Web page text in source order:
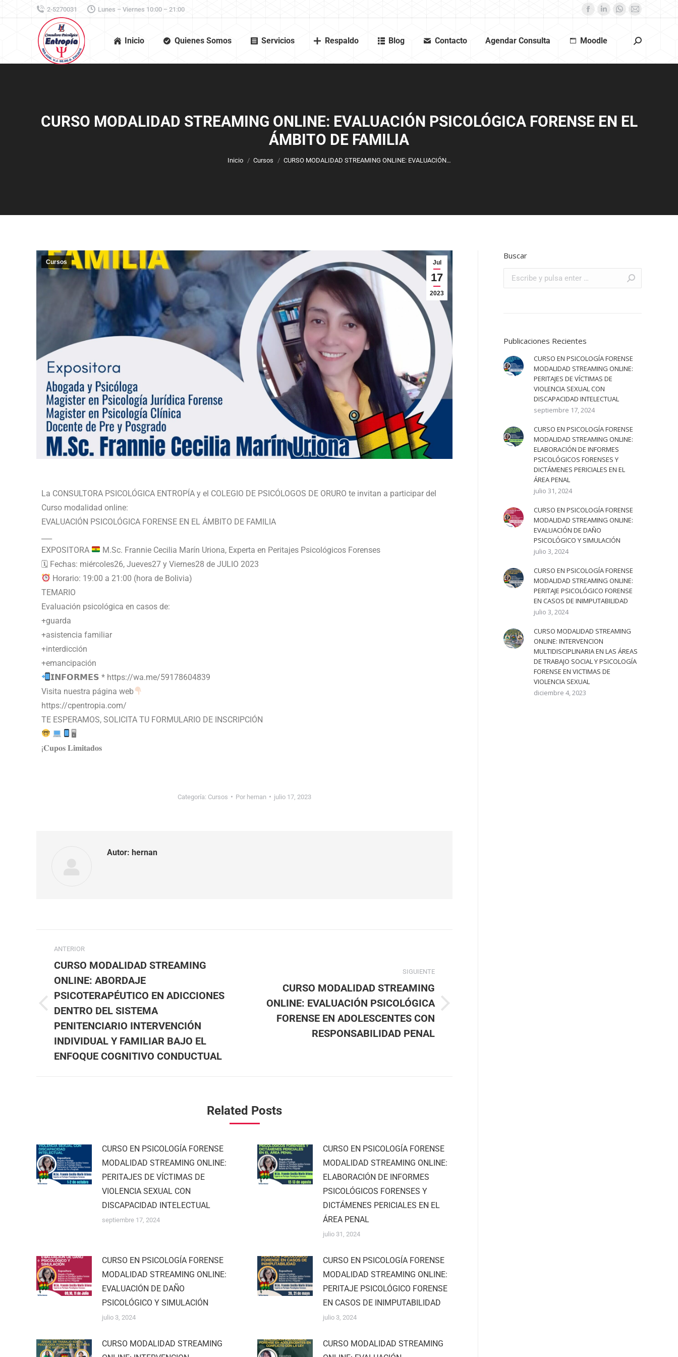
2-5270031 Lunes – Viernes 10:00 – 21:00
Inicio Quienes Somos Servicios Respaldo Blog Contacto Agendar Consulta Moodle
CURSO MODALIDAD STREAMING ONLINE: EVALUACIÓN PSICOLÓGICA FORENSE EN EL
ÁMBITO DE FAMILIA
Estás aquí:
Inicio Cursos CURSO MODALIDAD STREAMING ONLINE: EVALUACIÓN…
Jul
17
2023
Cursos
La CONSULTORA PSICOLÓGICA ENTROPÍA y el COLEGIO DE PSICÓLOGOS DE ORURO te invitan a participar del
Curso modalidad online:
EVALUACIÓN PSICOLÓGICA FORENSE EN EL ÁMBITO DE FAMILIA
EXPOSITORA
M.Sc. Frannie Cecilia Marín Uriona, Experta en Peritajes Psicológicos Forenses
🗓 Fechas: miércoles26, Jueves27 y Viernes28 de JULIO 2023
Horario: 19:00 a 21:00 (hora de Bolivia)
TEMARIO
Evaluación psicológica en casos de:
+guarda
+asistencia familiar
+interdicción
+emancipación
𝗜𝗡𝗙𝗢𝗥𝗠𝗘𝗦 * https://wa.me/59178604839
Visita nuestra página web
https://cpentropia.com/
TE ESPERAMOS, SOLICITA TU FORMULARIO DE INSCRIPCIÓN
🖥
¡𝐂𝐮𝐩𝐨𝐬 𝐋𝐢𝐦𝐢𝐭𝐚𝐝𝐨𝐬
Categoría: Cursos Por hernan julio 17, 2023
Autor: hernan
ANTERIOR
CURSO MODALIDAD STREAMING
ONLINE: ABORDAJE
PSICOTERAPÉUTICO EN ADICCIONES
DENTRO DEL SISTEMA
PENITENCIARIO INTERVENCIÓN
INDIVIDUAL Y FAMILIAR BAJO EL
ENFOQUE COGNITIVO CONDUCTUAL
SIGUIENTE
CURSO MODALIDAD STREAMING
ONLINE: EVALUACIÓN PSICOLÓGICA
FORENSE EN ADOLESCENTES CON
RESPONSABILIDAD PENAL
Related Posts
CURSO EN PSICOLOGÍA FORENSE
MODALIDAD STREAMING ONLINE:
PERITAJES DE VÍCTIMAS DE
VIOLENCIA SEXUAL CON
DISCAPACIDAD INTELECTUAL
septiembre 17, 2024
CURSO EN PSICOLOGÍA FORENSE
MODALIDAD STREAMING ONLINE:
ELABORACIÓN DE INFORMES
PSICOLÓGICOS FORENSES Y
DICTÁMENES PERICIALES EN EL
ÁREA PENAL
julio 31, 2024
CURSO EN PSICOLOGÍA FORENSE
MODALIDAD STREAMING ONLINE:
EVALUACIÓN DE DAÑO
PSICOLÓGICO Y SIMULACIÓN
julio 3, 2024
CURSO EN PSICOLOGÍA FORENSE
MODALIDAD STREAMING ONLINE:
PERITAJE PSICOLÓGICO FORENSE
EN CASOS DE INIMPUTABILIDAD
julio 3, 2024
CURSO MODALIDAD STREAMING
CURSO MODALIDAD STREAMING
Buscar
Publicaciones Recientes
CURSO EN PSICOLOGÍA FORENSE
MODALIDAD STREAMING ONLINE:
PERITAJES DE VÍCTIMAS DE
VIOLENCIA SEXUAL CON
DISCAPACIDAD INTELECTUAL
septiembre 17, 2024
CURSO EN PSICOLOGÍA FORENSE
MODALIDAD STREAMING ONLINE:
ELABORACIÓN DE INFORMES
PSICOLÓGICOS FORENSES Y
DICTÁMENES PERICIALES EN EL
ÁREA PENAL
julio 31, 2024
CURSO EN PSICOLOGÍA FORENSE
MODALIDAD STREAMING ONLINE:
EVALUACIÓN DE DAÑO
PSICOLÓGICO Y SIMULACIÓN
julio 3, 2024
CURSO EN PSICOLOGÍA FORENSE
MODALIDAD STREAMING ONLINE:
PERITAJE PSICOLÓGICO FORENSE
EN CASOS DE INIMPUTABILIDAD
julio 3, 2024
CURSO MODALIDAD STREAMING
ONLINE: INTERVENCION
MULTIDISCIPLINARIA EN LAS ÁREAS
DE TRABAJO SOCIAL Y PSICOLOGÍA
FORENSE EN VICTIMAS DE
VIOLENCIA SEXUAL
diciembre 4, 2023